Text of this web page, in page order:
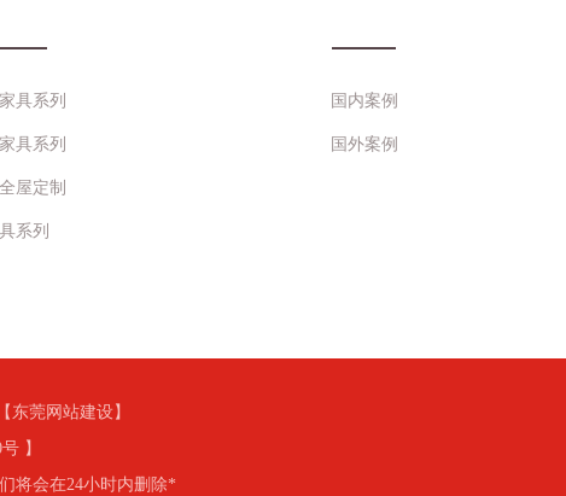
具系列
具系列
屋定制
系列
国内案例
国外案例
东莞网站建设】
号 】
将会在24小时内删除*